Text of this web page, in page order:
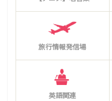
旅行情報発信場
英語関連